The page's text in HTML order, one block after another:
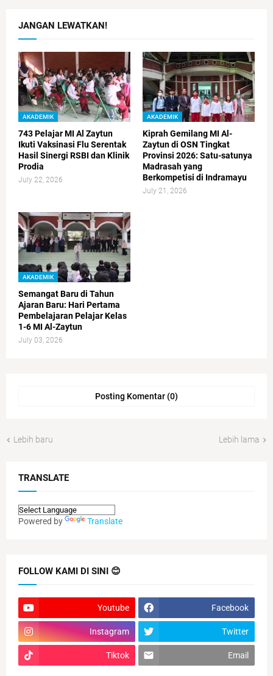
JANGAN LEWATKAN!
AKADEMIK
743 Pelajar MI Al Zaytun
Ikuti Vaksinasi Flu Serentak
Hasil Sinergi RSBI dan Klinik
Prodia
July 22, 2026
AKADEMIK
Kiprah Gemilang MI Al-
Zaytun di OSN Tingkat
Provinsi 2026: Satu-satunya
Madrasah yang
Berkompetisi di Indramayu
July 21, 2026
AKADEMIK
Semangat Baru di Tahun
Ajaran Baru: Hari Pertama
Pembelajaran Pelajar Kelas
1-6 MI Al-Zaytun
July 03, 2026
Posting Komentar (0)
Lebih baru Lebih lama
TRANSLATE
Powered by Translate
FOLLOW KAMI DI SINI 😊
Youtube Facebook
Instagram Twitter
Tiktok Email